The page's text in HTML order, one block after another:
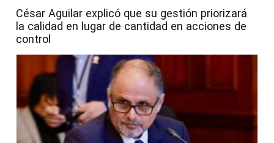
César Aguilar explicó que su gestión priorizará
la calidad en lugar de cantidad en acciones de
control